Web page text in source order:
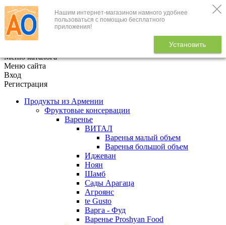
Нашим интернет-магазином намного удобнее
пользоваться с помощью бесплатного
приложения!
Установить
+7 (495) 646-888-1
В корзине
Меню каталога
Меню сайта
Вход
Регистрация
Продукты из Армении
Фруктовые консервации
Варенье
ВИТАЛ
Варенья малый объем
Варенья большой объем
Иджеван
Ноян
Шамб
Сады Арагаца
Агроянс
te Gusto
Варга - Фуд
Варенье Proshyan Food